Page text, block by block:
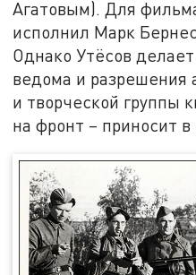
Агатовым). Для
исполнил Марк
Однако Утёсов
ведома и разрешения
и творческой группы
на фронт – приносит